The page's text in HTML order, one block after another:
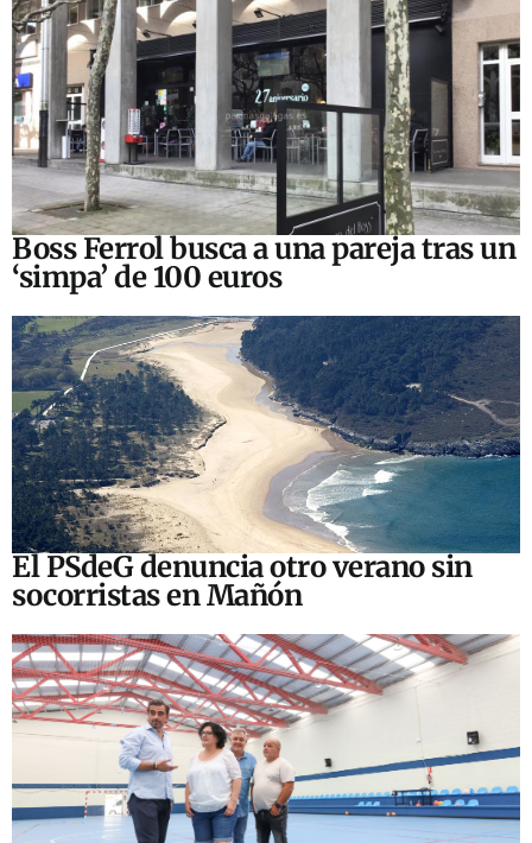
Boss Ferrol busca a una pareja tras un
‘simpa’ de 100 euros
El PSdeG denuncia otro verano sin
socorristas en Mañón